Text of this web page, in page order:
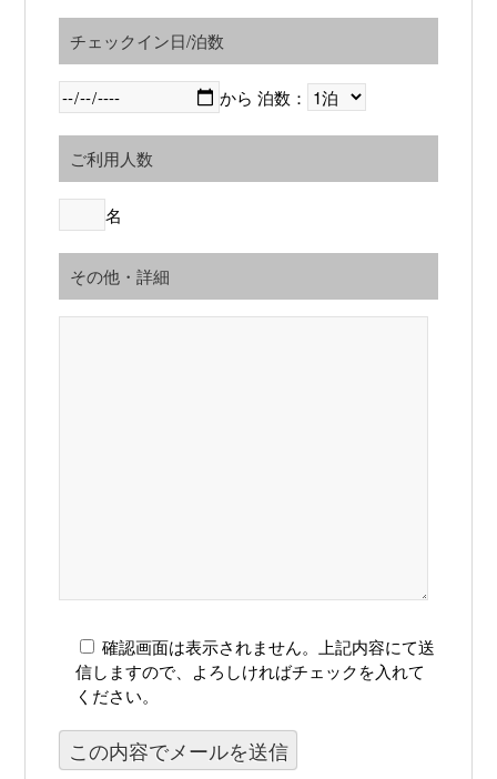
チェックイン日/泊数
から 泊数：
ご利用人数
名
その他・詳細
確認画面は表示されません。上記内容にて送
信しますので、よろしければチェックを入れて
ください。